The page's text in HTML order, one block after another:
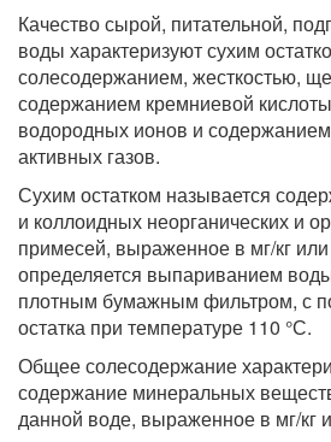
Качество сырой, питательной,
воды характеризуют сухим
солесодержанием, жесткостью,
содержанием кремниевой
водородных ионов и
активных газов.
Сухим остатком называется
и коллоидных неорганических и
примесей, выраженное в мг/кг или
определяется выпариванием
плотным бумажным фильтром, с
остатка при температуре 110 °С.
Общее солесодержание
содержание минеральных
данной воде, выраженное в мг/кг